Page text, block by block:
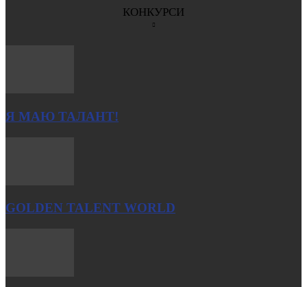
КОНКУРСИ
Я МАЮ ТАЛАНТ!
GOLDEN TALENT WORLD